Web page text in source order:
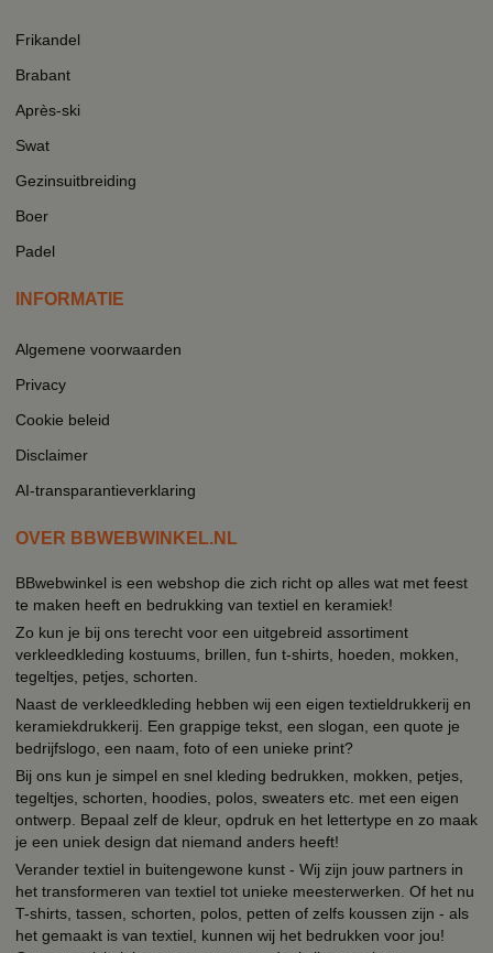
Frikandel
Brabant
Après-ski
Swat
Gezinsuitbreiding
Boer
Padel
INFORMATIE
Algemene voorwaarden
Privacy
Cookie beleid
Disclaimer
AI-transparantieverklaring
OVER BBWEBWINKEL.NL
BBwebwinkel is een webshop die zich richt op alles wat met feest
te maken heeft en bedrukking van textiel en keramiek!
Zo kun je bij ons terecht voor een uitgebreid assortiment
verkleedkleding kostuums, brillen, fun t-shirts, hoeden, mokken,
tegeltjes, petjes, schorten.
Naast de verkleedkleding hebben wij een eigen textieldrukkerij en
keramiekdrukkerij. Een grappige tekst, een slogan, een quote je
bedrijfslogo, een naam, foto of een unieke print?
Bij ons kun je simpel en snel kleding bedrukken, mokken, petjes,
tegeltjes, schorten, hoodies, polos, sweaters etc. met een eigen
ontwerp. Bepaal zelf de kleur, opdruk en het lettertype en zo maak
je een uniek design dat niemand anders heeft!
Verander textiel in buitengewone kunst - Wij zijn jouw partners in
het transformeren van textiel tot unieke meesterwerken. Of het nu
T-shirts, tassen, schorten, polos, petten of zelfs koussen zijn - als
het gemaakt is van textiel, kunnen wij het bedrukken voor jou!